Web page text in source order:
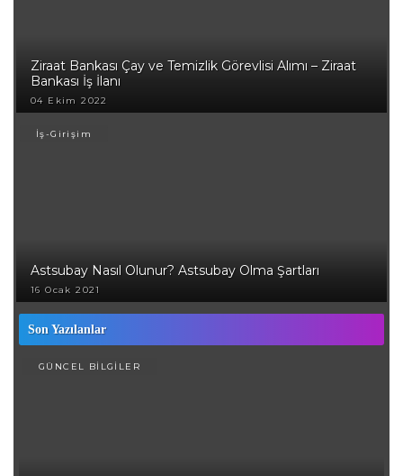
Ziraat Bankası Çay ve Temizlik Görevlisi Alımı – Ziraat
Bankası İş İlanı
04 Ekim 2022
İş-Girişim
Astsubay Nasıl Olunur? Astsubay Olma Şartları
16 Ocak 2021
Son Yazılanlar
GÜNCEL BİLGİLER